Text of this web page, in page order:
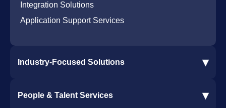
Integration Solutions
Application Support Services
Industry-Focused Solutions ▾
Construction Software Integration
People & Talent Services ▾